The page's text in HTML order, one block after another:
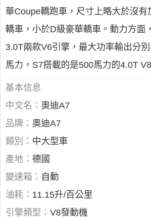
華Coupe轎跑車，尺寸上略大於沒有
轎車，小於D級豪華轎車。動力方面
3.0T兩款V6引擎，最大功率輸出分
馬力，S7搭載的是500馬力的4.0T
基本信息
中文名： 奧迪A7
品牌： 奧迪A7
類別： 中大型車
產地： 德國
變速箱： 自動
油耗： 11.15升/百公里
引擎類型： V8發動機